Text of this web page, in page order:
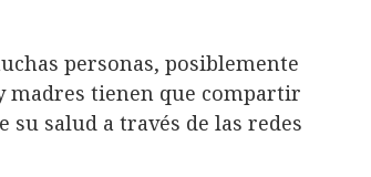
personas, posiblemente
madres tienen que compartir
su salud a través de las redes